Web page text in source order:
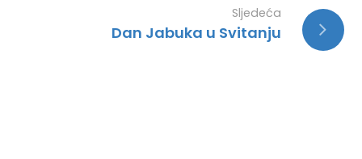
Sljedeća
Dan Jabuka u Svitanju